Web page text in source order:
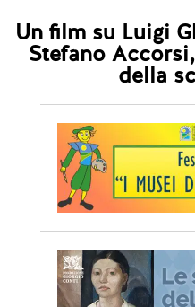
Un film su Luigi
Stefano
della